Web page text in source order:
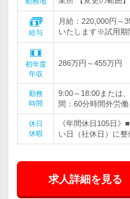
給与
月給：220,000円～
いたします※試用期
初年度
年収
286万円～455万円
勤務
時間
9:00～18:00または
間：60分時間外労働
休日
休暇
《年間休日105日
い日（社休日）に
求人詳細を見る